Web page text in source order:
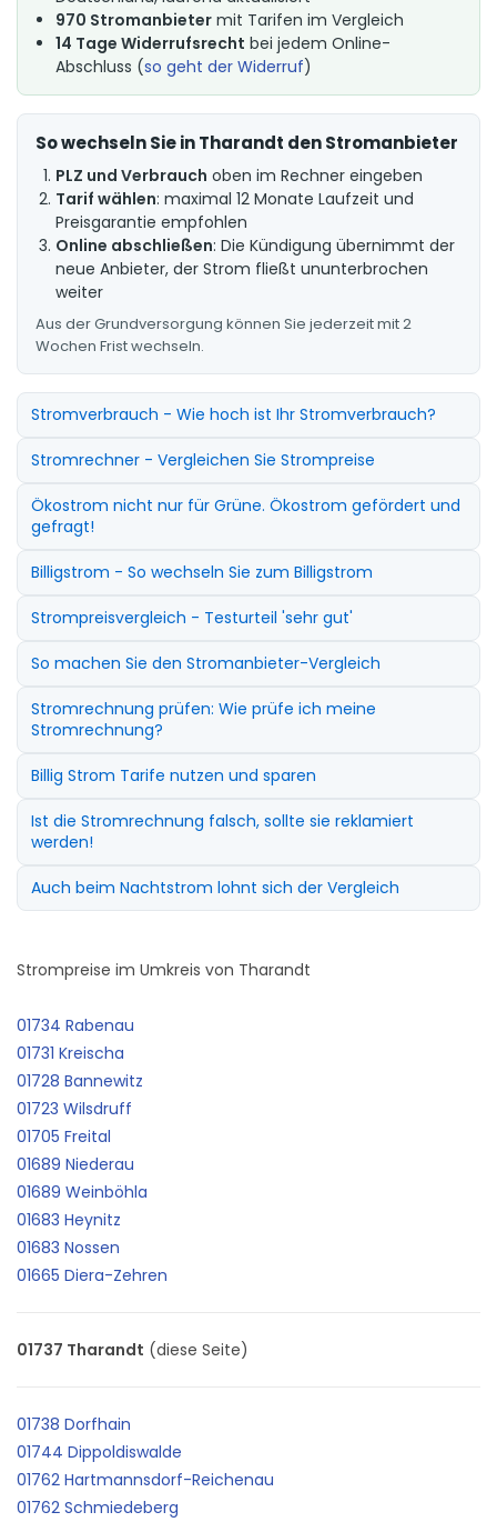
970 Stromanbieter mit Tarifen im Vergleich
14 Tage Widerrufsrecht bei jedem Online-
Abschluss (so geht der Widerruf)
So wechseln Sie in Tharandt den Stromanbieter
PLZ und Verbrauch oben im Rechner eingeben
Tarif wählen: maximal 12 Monate Laufzeit und
Preisgarantie empfohlen
Online abschließen: Die Kündigung übernimmt der
neue Anbieter, der Strom fließt ununterbrochen
weiter
Aus der Grundversorgung können Sie jederzeit mit 2
Wochen Frist wechseln.
Stromverbrauch - Wie hoch ist Ihr Stromverbrauch?
Stromrechner - Vergleichen Sie Strompreise
Ökostrom nicht nur für Grüne. Ökostrom gefördert und
gefragt!
Billigstrom - So wechseln Sie zum Billigstrom
Strompreisvergleich - Testurteil 'sehr gut'
So machen Sie den Stromanbieter-Vergleich
Stromrechnung prüfen: Wie prüfe ich meine
Stromrechnung?
Billig Strom Tarife nutzen und sparen
Ist die Stromrechnung falsch, sollte sie reklamiert
werden!
Auch beim Nachtstrom lohnt sich der Vergleich
Strompreise im Umkreis von Tharandt
01734 Rabenau
01731 Kreischa
01728 Bannewitz
01723 Wilsdruff
01705 Freital
01689 Niederau
01689 Weinböhla
01683 Heynitz
01683 Nossen
01665 Diera-Zehren
01737 Tharandt (diese Seite)
01738 Dorfhain
01744 Dippoldiswalde
01762 Hartmannsdorf-Reichenau
01762 Schmiedeberg